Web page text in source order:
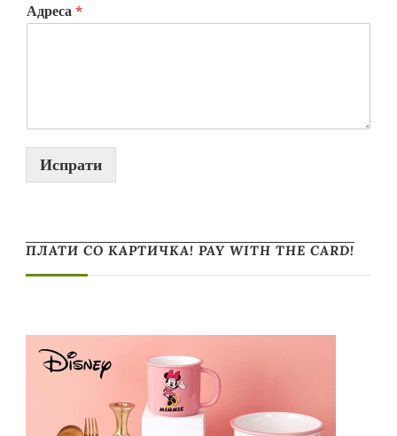
Адреса *
Испрати
ПЛАТИ СО КАРТИЧКА! PAY WITH THE CARD!